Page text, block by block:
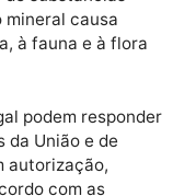
realizadas
o intuito de
extração mineral
prática criminosa,
meio ambiente e